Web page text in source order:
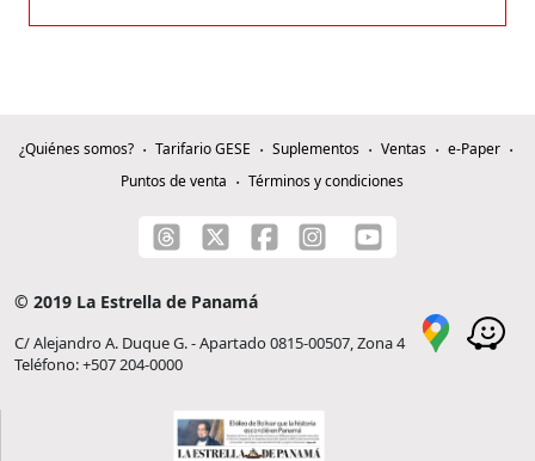
¿Quiénes somos? Tarifario GESE Suplementos Ventas
e-Paper
Puntos de venta
Términos y condiciones
© 2019 La Estrella de Panamá
C/ Alejandro A. Duque G. - Apartado 0815-00507, Zona 4
Teléfono: +507 204-0000